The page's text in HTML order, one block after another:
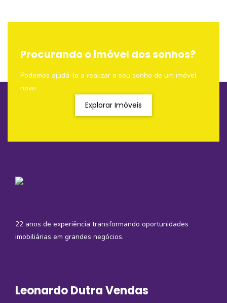
Procurando o imóvel dos sonhos?
Podemos ajudá-lo a realizar o seu sonho de um imóvel
novo
Explorar Imóveis
22 anos de experiência transformando oportunidades
imobiliárias em grandes negócios.
Leonardo Dutra Vendas